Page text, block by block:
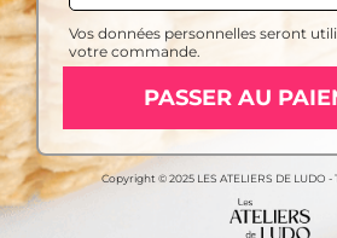
Vos données personnelles seront
votre commande.
PASSER AU
Copyright © 2025 LES ATELIERS DE LUDO -